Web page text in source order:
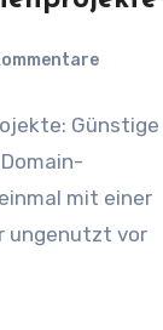
Günstige
mit einer
ungenutzt vor